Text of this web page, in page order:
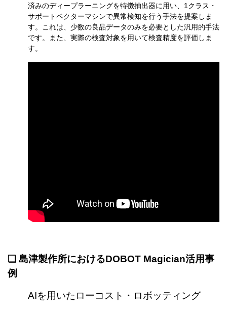
済みのディープラーニングを特徴抽出器に用い、1クラス・
サポートベクターマシンで異常検知を行う手法を提案しま
す。これは、少数の良品データのみを必要とした汎用的手法
です。また、実際の検査対象を用いて検査精度を評価しま
す。
❏ 島津製作所におけるDOBOT Magician活用事
例
AIを用いたローコスト・ロボッティング